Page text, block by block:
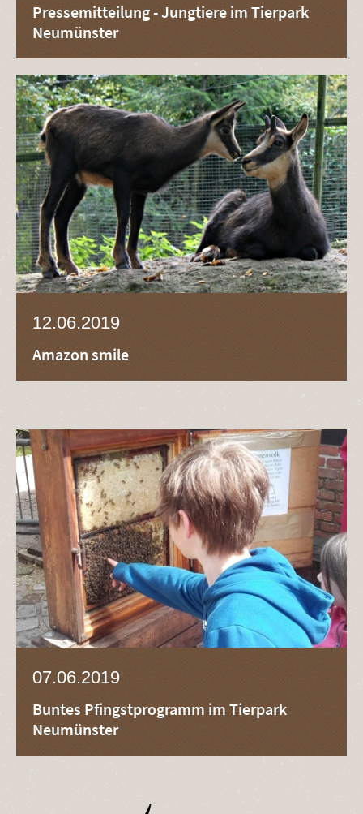
Pressemitteilung - Jungtiere im Tierpark
Neumünster
12.06.2019
Amazon smile
07.06.2019
Buntes Pfingstprogramm im Tierpark
Neumünster